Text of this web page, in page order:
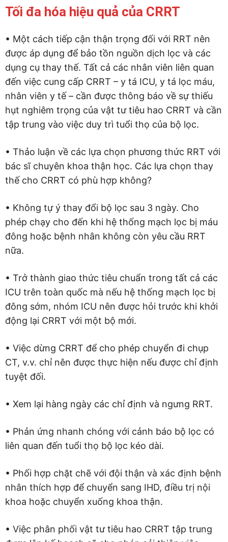
Tối đa hóa hiệu quả của CRRT
• Một cách tiếp cận thận trọng đối với RRT nên
được áp dụng để bảo tồn nguồn dịch lọc và các
dụng cụ thay thế. Tất cả các nhân viên liên quan
đến việc cung cấp CRRT – y tá ICU, y tá lọc máu,
nhân viên y tế – cần được thông báo về sự thiếu
hụt nghiêm trọng của vật tư tiêu hao CRRT và cần
tập trung vào việc duy trì tuổi thọ của bộ lọc.
• Thảo luận về các lựa chọn phương thức RRT với
bác sĩ chuyên khoa thận học. Các lựa chọn thay
thế cho CRRT có phù hợp không?
• Không tự ý thay đổi bộ lọc sau 3 ngày. Cho
phép chạy cho đến khi hệ thống mạch lọc bị máu
đông hoặc bệnh nhân không còn yêu cầu RRT
nữa.
• Trở thành giao thức tiêu chuẩn trong tất cả các
ICU trên toàn quốc mà nếu hệ thống mạch lọc bị
đông sớm, nhóm ICU nên được hỏi trước khi khởi
động lại CRRT với một bộ mới.
• Việc dừng CRRT để cho phép chuyển đi chụp
CT, v.v. chỉ nên được thực hiện nếu được chỉ định
tuyệt đối.
• Xem lại hàng ngày các chỉ định và ngưng RRT.
• Phản ứng nhanh chóng với cảnh báo bộ lọc có
liên quan đến tuổi thọ bộ lọc kéo dài.
• Phối hợp chặt chẽ với đội thận và xác định bệnh
nhân thích hợp để chuyển sang IHD, điều trị nội
khoa hoặc chuyển xuống khoa thận.
• Việc phân phối vật tư tiêu hao CRRT tập trung